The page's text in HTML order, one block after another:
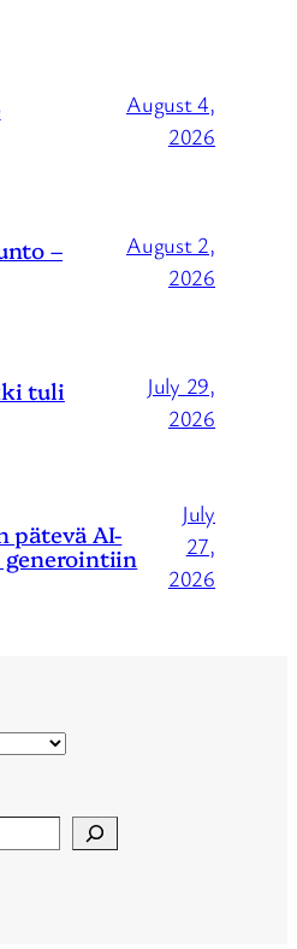
August 4,
2026
–
August 2,
2026
tuli
July 29,
2026
pätevä AI-
July
27,
2026